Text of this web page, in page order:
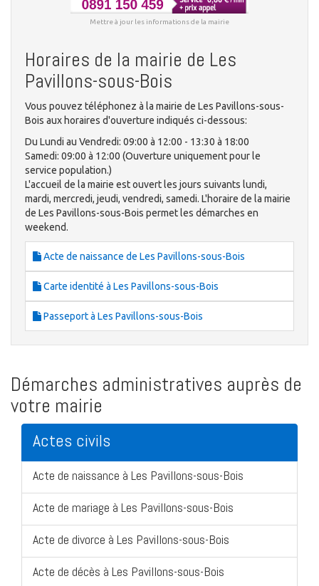
Mettre à jour les informations de la mairie
Horaires de la mairie de Les
Pavillons-sous-Bois
Vous pouvez téléphonez à la mairie de Les Pavillons-sous-
Bois aux horaires d'ouverture indiqués ci-dessous:
Du Lundi au Vendredi: 09:00 à 12:00 - 13:30 à 18:00
Samedi: 09:00 à 12:00 (Ouverture uniquement pour le
service population.)
L'accueil de la mairie est ouvert les jours suivants lundi,
mardi, mercredi, jeudi, vendredi, samedi. L'horaire de la mairie
de Les Pavillons-sous-Bois permet les démarches en
weekend.
Acte de naissance de Les Pavillons-sous-Bois
Carte identité à Les Pavillons-sous-Bois
Passeport à Les Pavillons-sous-Bois
Démarches administratives auprès de
votre mairie
Actes civils
Acte de naissance à Les Pavillons-sous-Bois
Acte de mariage à Les Pavillons-sous-Bois
Acte de divorce à Les Pavillons-sous-Bois
Acte de décès à Les Pavillons-sous-Bois